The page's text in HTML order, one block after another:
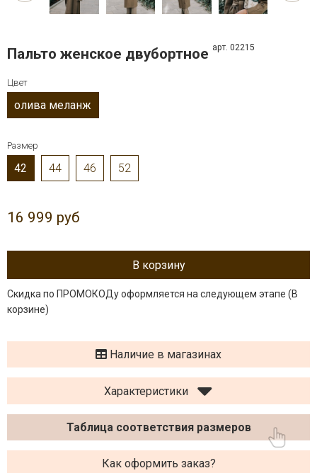
Пальто женcкое двубортное арт. 02215
Цвет
олива меланж
Размер
42 44 46 52
16 999 руб
В корзину
Скидка по ПРОМОКОДу оформляется на следующем этапе (В
корзине)
Наличие в магазинах
Характеристики
Таблица соответствия размеров
Как оформить заказ?